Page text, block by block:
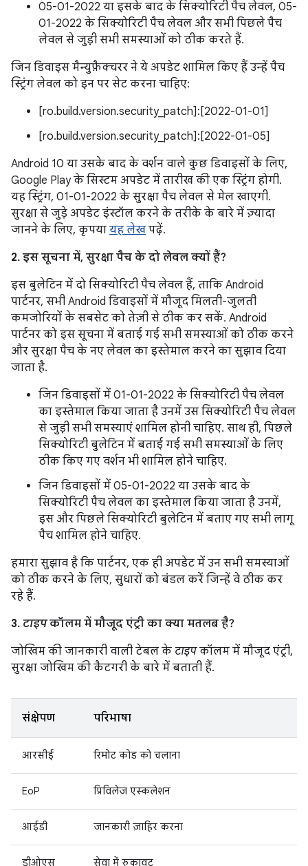
05-01-2022 या इसके बाद के सिक्योरिटी पैच लेवल, 05-
01-2022 के सिक्योरिटी पैच लेवल और सभी पिछले पैच
लेवल से जुड़ी सभी समस्याओं को ठीक करते हैं.
जिन डिवाइस मैन्युफ़ैक्चरर ने ये अपडेट शामिल किए हैं उन्हें पैच
स्ट्रिंग लेवल को इन पर सेट करना चाहिए:
[ro.build.version.security_patch]:[2022-01-01]
[ro.build.version.security_patch]:[2022-01-05]
Android 10 या उसके बाद के वर्शन वाले कुछ डिवाइसों के लिए,
Google Play के सिस्टम अपडेट में तारीख की एक स्ट्रिंग होगी.
यह स्ट्रिंग, 01-01-2022 के सुरक्षा पैच लेवल से मेल खाएगी.
सुरक्षा से जुड़े अपडेट इंस्टॉल करने के तरीके के बारे में ज़्यादा
जानने के लिए, कृपया यह लेख पढ़ें.
2. इस सूचना में, सुरक्षा पैच के दो लेवल क्यों हैं?
इस बुलेटिन में दो सिक्योरिटी पैच लेवल हैं, ताकि Android
पार्टनर, सभी Android डिवाइसों में मौजूद मिलती-जुलती
कमजोरियों के सबसेट को तेज़ी से ठीक कर सकें. Android
पार्टनर को इस सूचना में बताई गई सभी समस्याओं को ठीक करने
और सुरक्षा पैच के नए लेवल का इस्तेमाल करने का सुझाव दिया
जाता है.
जिन डिवाइसों में 01-01-2022 के सिक्योरिटी पैच लेवल
का इस्तेमाल किया जाता है उनमें उस सिक्योरिटी पैच लेवल
से जुड़ी सभी समस्याएं शामिल होनी चाहिए. साथ ही, पिछले
सिक्योरिटी बुलेटिन में बताई गई सभी समस्याओं के लिए
ठीक किए गए वर्शन भी शामिल होने चाहिए.
जिन डिवाइसों में 05-01-2022 या उसके बाद के
सिक्योरिटी पैच लेवल का इस्तेमाल किया जाता है उनमें,
इस और पिछले सिक्योरिटी बुलेटिन में बताए गए सभी लागू
पैच शामिल होने चाहिए.
हमारा सुझाव है कि पार्टनर, एक ही अपडेट में उन सभी समस्याओं
को ठीक करने के लिए, सुधारों को बंडल करें जिन्हें वे ठीक कर
रहे हैं.
3. टाइपकॉलम में मौजूद एंट्री का क्या मतलब है?
जोखिम की जानकारी वाली टेबल के टाइपकॉलम में मौजूद एंट्री,
सुरक्षा जोखिम की कैटगरी के बारे में बताती हैं.
संक्षेपण परिभाषा
आरसीई रिमोट कोड को चलाना
EoP प्रिविलेज एस्कलेशन
आईडी जानकारी ज़ाहिर करना
डीओएस सेवा में रुकावट